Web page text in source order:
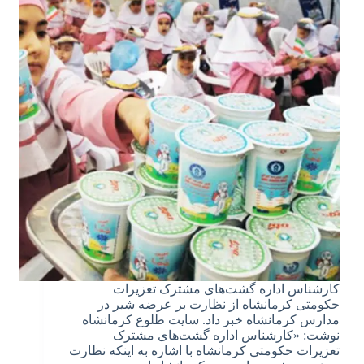
کارشناس اداره گشت‌های مشترک تعزیرات
حکومتی کرمانشاه از نظارت بر عرضه شیر در
مدارس کرمانشاه خبر داد. سایت طلوع کرمانشاه
نوشت: «کارشناس اداره گشت‌های مشترک
تعزیرات حکومتی کرمانشاه با اشاره به اینکه نظارت